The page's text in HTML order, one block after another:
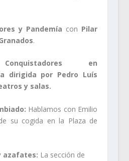
y Pandemía con Pilar
.
en
dirigida por Pedro Luís
y salas.
Hablamos con Emilio
su cogida en la Plaza de
azafates: La sección de